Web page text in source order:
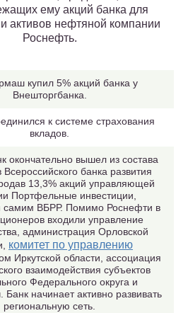
ему акций банка для
активов нефтяной компании
Роснефть.
купил 5% акций банка у
Внешторгбанка.
к системе страхования
вкладов.
окончательно вышел из состава
банка развития
13,3% акций управляющей
Портфельные инвестиции,
самим ВБРР. Помимо Роснефти в
входили управление
администрация Орловской
комитет по управлению
Иркутской области, ассоциация
взаимодействия субъектов
Федерального округа и
начинает активно развивать
региональную сеть.